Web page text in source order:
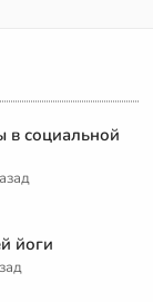
в социальной
йоги